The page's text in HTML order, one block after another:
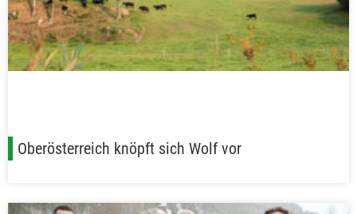
Oberösterreich knöpft sich Wolf vor